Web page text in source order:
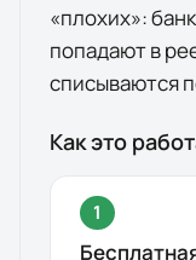
«плохих»:
попадают в
списываются
Как это
1